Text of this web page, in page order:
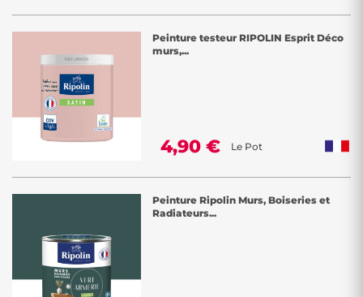
Peinture testeur RIPOLIN Esprit Déco
murs,...
4,90 € Le Pot
Peinture Ripolin Murs, Boiseries et
Radiateurs...